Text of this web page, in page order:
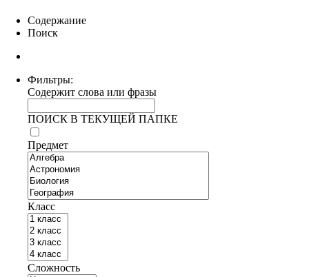
Содержание
Поиск
Фильтры:
Содержит слова или фразы
ПОИСК В ТЕКУЩЕЙ ПАПКЕ
Предмет
Класс
Сложность